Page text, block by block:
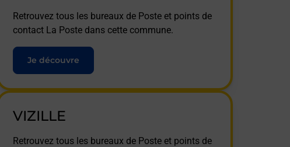
Retrouvez tous les bureaux de Poste et points de
contact La Poste dans cette commune.
Je découvre
VIZILLE
Retrouvez tous les bureaux de Poste et points de